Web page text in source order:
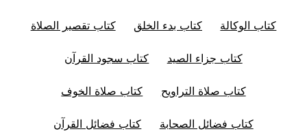
كتاب الوكالة كتاب بدء الخلق كتاب تقصير الصلاة
كتاب جزاء الصيد كتاب سجود القرآن
كتاب صلاة التراويح كتاب صلاة الخوف
كتاب فضائل الصحابة كتاب فضائل القرآن